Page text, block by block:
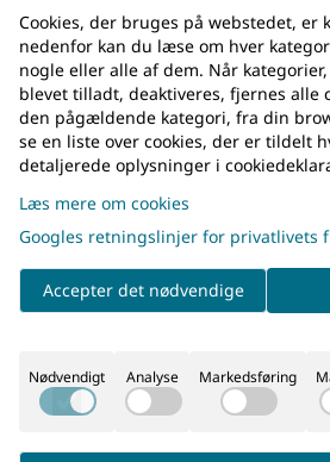
Er du en ny
Opret en konto
EGEN VERKSTAD
Cookies, der bruges på webstedet, er
nedenfor kan du læse om hver
nogle eller alle af dem. Når
blevet tilladt, deaktiveres, fjernes alle
den pågældende kategori, fra din
se en liste over cookies, der er tildelt
detaljerede oplysninger i
Læs mere om cookies
Googles retningslinjer for privatlivets
Accepter det nødvendige
Nødvendigt Analyse Markedsføring